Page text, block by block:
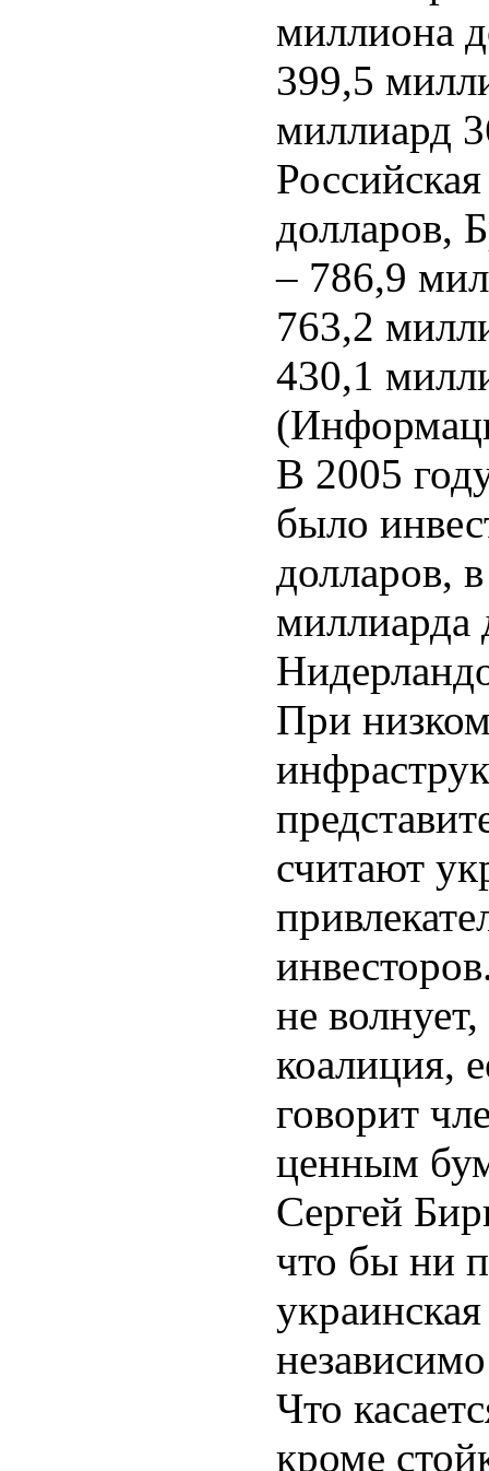
миллиона
399,5
миллиард
долларов,
– 786,9
763,2
430,1
В 2005
было
долларов,
миллиарда
При
считают
не
коалиция,
говорит
ценным
Сергей
что бы ни
Что
кроме